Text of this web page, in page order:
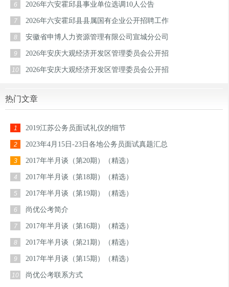
6 2026年六安霍邱县事业单位选调10人公告
7 2026年六安霍邱县县属国有企业公开招聘工作
8 安徽省申博人力资源管理有限公司宣城分公司
9 2026年安庆大观经济开发区管理委员会公开招
10 2026年安庆大观经济开发区管理委员会公开招
热门文章
1 2019江苏公务员面试礼仪的细节
2 2023年4月15日-23日各地公务员面试真题汇总
3 2017年半月谈（第20期）（精选）
4 2017年半月谈（第18期）（精选）
5 2017年半月谈（第19期）（精选）
6 尚优公考简介
7 2017年半月谈（第16期）（精选）
8 2017年半月谈（第21期）（精选）
9 2017年半月谈（第15期）（精选）
10 尚优公考联系方式